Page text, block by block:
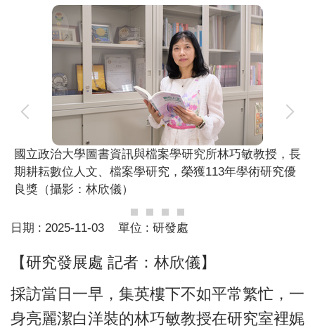
國立政治大學圖書資訊與檔案學研究所林巧敏教授，長
期耕耘數位人文、檔案學研究，榮獲113年學術研究優
良獎（攝影：林欣儀）
日期 : 2025-11-03 單位 : 研發處
【研究發展處 記者：林欣儀】
採訪當日一早，集英樓下不如平常繁忙，一
身亮麗潔白洋裝的林巧敏教授在研究室裡娓